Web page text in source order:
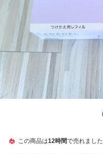
この商品は12時間で売れました